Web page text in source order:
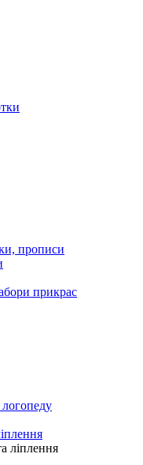
прописи
прикрас
логопеду
ліплення